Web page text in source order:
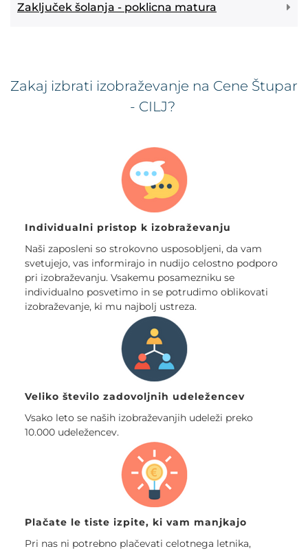
Zaključek šolanja - poklicna matura
Zakaj izbrati izobraževanje na Cene Štupar
- CILJ?
Individualni pristop k izobraževanju
Naši zaposleni so strokovno usposobljeni, da vam
svetujejo, vas informirajo in nudijo celostno podporo
pri izobraževanju. Vsakemu posamezniku se
individualno posvetimo in se potrudimo oblikovati
izobraževanje, ki mu najbolj ustreza.
Veliko število zadovoljnih udeležencev
Vsako leto se naših izobraževanjih udeleži preko
10.000 udeležencev.
Plačate le tiste izpite, ki vam manjkajo
Pri nas ni potrebno plačevati celotnega letnika,